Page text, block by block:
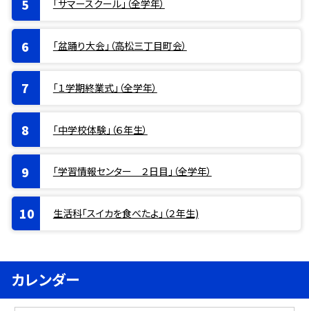
「サマースクール」（全学年）
「盆踊り大会」（高松三丁目町会）
「１学期終業式」（全学年）
「中学校体験」（６年生）
「学習情報センター ２日目」（全学年）
生活科「スイカを食べたよ」（２年生)
カレンダー